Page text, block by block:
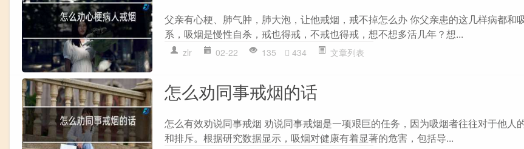
父亲有心梗、肺气肿，肺大泡，让他戒烟，戒不掉怎么办 你父亲患的这几样病都和
系，吸烟是慢性自杀，戒也得戒，不戒也得戒，想不想多活几年？想...
zlr 02-22 135 434 文章列表
怎么劝同事戒烟的话
怎么有效劝说同事戒烟 劝说同事戒烟是一项艰巨的任务，因为吸烟者往往对于他人
和排斥。根据研究数据显示，吸烟对健康有着显著的危害，包括导...